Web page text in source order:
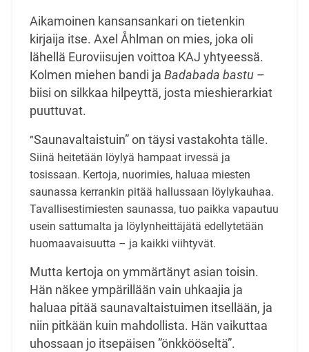
Aikamoinen kansansankari on tietenkin
kirjaija itse. Axel Åhlman on mies, joka oli
lähellä Euroviisujen voittoa KAJ yhtyeessä.
Kolmen miehen bandi ja Badabada bastu–
biisi on silkkaa hilpeyttä, josta mieshierarkiat
puuttuvat.
”Saunavaltaistuin” on täysi vastakohta tälle.
Siinä heitetään löylyä hampaat irvessä ja
tosissaan. Kertoja, nuorimies, haluaa miesten
saunassa kerrankin pitää hallussaan löylykauhaa.
Tavallisestimiesten saunassa, tuo paikka vapautuu
usein sattumalta ja löylynheittäjätä edellytetään
huomaavaisuutta – ja kaikki viihtyvät.
Mutta kertoja on ymmärtänyt asian toisin.
Hän näkee ympärillään vain uhkaajia ja
haluaa pitää saunavaltaistuimen itsellään, ja
niin pitkään kuin mahdollista. Hän vaikuttaa
uhossaan jo itsepäisen ”önkkööseltä”.